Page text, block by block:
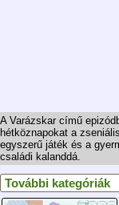
A Varázskar című
hétköznapokat a
egyszerű játék és a
családi kalanddá.
További kategóriák